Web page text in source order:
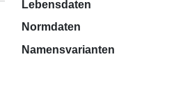
Lebensdaten
Normdaten
Namensvarianten